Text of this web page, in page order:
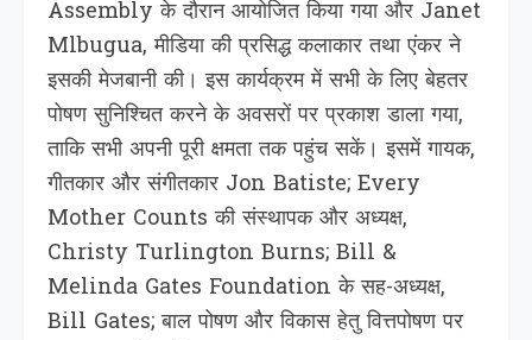
Assembly के दौरान आयोजित किया गया और Janet
Mlbugua, मीडिया की प्रसिद्ध कलाकार तथा एंकर ने
इसकी मेजबानी की। इस कार्यक्रम में सभी के लिए बेहतर
पोषण सुनिश्चित करने के अवसरों पर प्रकाश डाला गया,
ताकि सभी अपनी पूरी क्षमता तक पहुंच सकें। इसमें गायक,
गीतकार और संगीतकार Jon Batiste; Every
Mother Counts की संस्थापक और अध्यक्ष,
Christy Turlington Burns; Bill &
Melinda Gates Foundation के सह-अध्यक्ष,
Bill Gates; बाल पोषण और विकास हेतु वित्तपोषण पर